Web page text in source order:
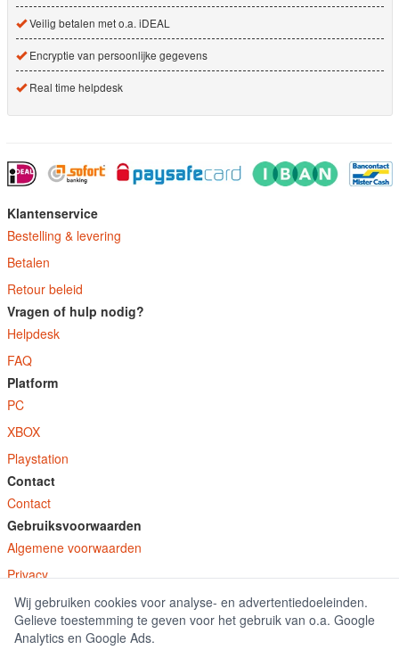
Veilig betalen met o.a. iDEAL
Encryptie van persoonlijke gegevens
Real time helpdesk
Klantenservice
Bestelling & levering
Betalen
Retour beleid
Vragen of hulp nodig?
Helpdesk
FAQ
Platform
PC
XBOX
Playstation
Contact
Contact
Gebruiksvoorwaarden
Algemene voorwaarden
Privacy
© E-Keys B.V. 2026
GamekeyDiscounter.nl is onderdeel van E-Keys B.V. geregistreerd onder kamer
van koophandel nummer 150771.
Wij gebruiken cookies voor analyse- en advertentiedoeleinden.
Gelieve toestemming te geven voor het gebruik van o.a. Google
Analytics en Google Ads.